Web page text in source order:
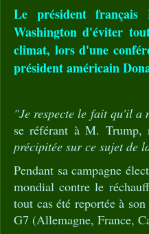
Le président
Washington d'éviter
climat, lors d'une
président américain
"Je respecte le fait qu'il a
se référant à M. Trump,
précipitée sur ce sujet de
Pendant sa campagne
mondial contre le
tout cas été reportée à
G7 (Allemagne, France,